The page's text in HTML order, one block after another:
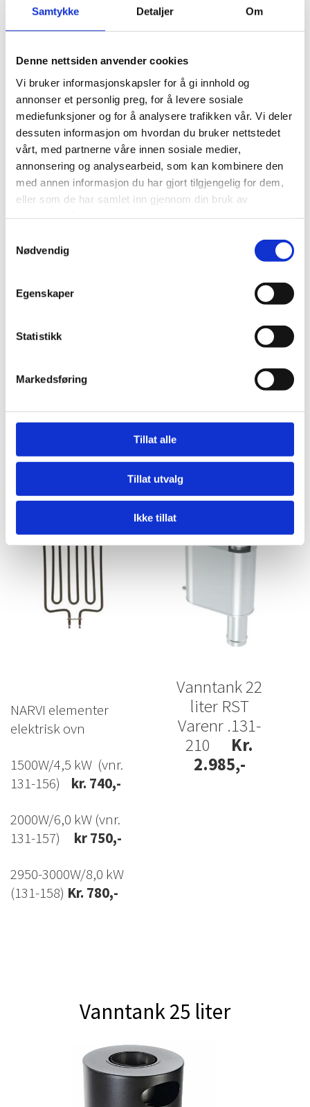
Samtykke Detaljer Om
Denne nettsiden anvender cookies
Vi bruker informasjonskapsler for å gi innhold og
annonser et personlig preg, for å levere sosiale
mediefunksjoner og for å analysere trafikken vår. Vi deler
dessuten informasjon om hvordan du bruker nettstedet
vårt, med partnerne våre innen sosiale medier,
annonsering og analysearbeid, som kan kombinere den
med annen informasjon du har gjort tilgjengelig for dem,
eller som de har samlet inn gjennom din bruk av
Nødvendig
Egenskaper
Statistikk
Markedsføring
Tillat alle
Tillat utvalg
Ikke tillat
Varenr. 131-529
Elementer el
ovn
NARVI elementer
elektrisk ovn
1500W/4,5 kW (vnr.
131-156) kr. 740,-
2000W/6,0 kW (vnr.
131-157) kr 750,-
2950-3000W/8,0 kW
(131-158) Kr. 780,-
Vanntank
22 ltr
Vanntank 22
liter RST
Varenr .131-
210 Kr.
2.985,-
Vanntank 25 liter